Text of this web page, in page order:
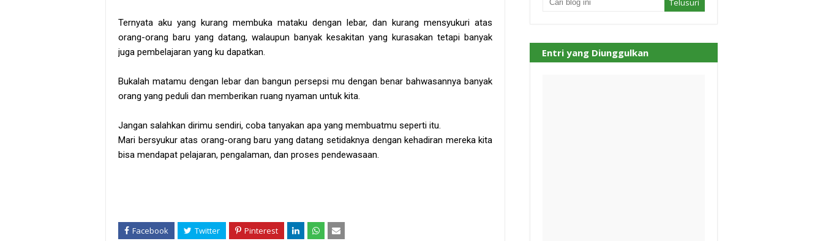
Ternyata aku yang kurang membuka mataku dengan lebar, dan kurang mensyukuri atas
orang-orang baru yang datang, walaupun banyak kesakitan yang kurasakan tetapi banyak
juga pembelajaran yang ku dapatkan.
Bukalah matamu dengan lebar dan bangun persepsi mu dengan benar bahwasannya banyak
orang yang peduli dan memberikan ruang nyaman untuk kita.
Jangan salahkan dirimu sendiri, coba tanyakan apa yang membuatmu seperti itu.
Mari bersyukur atas orang-orang baru yang datang setidaknya dengan kehadiran mereka kita
bisa mendapat pelajaran, pengalaman, dan proses pendewasaan.
Entri yang Diunggulkan